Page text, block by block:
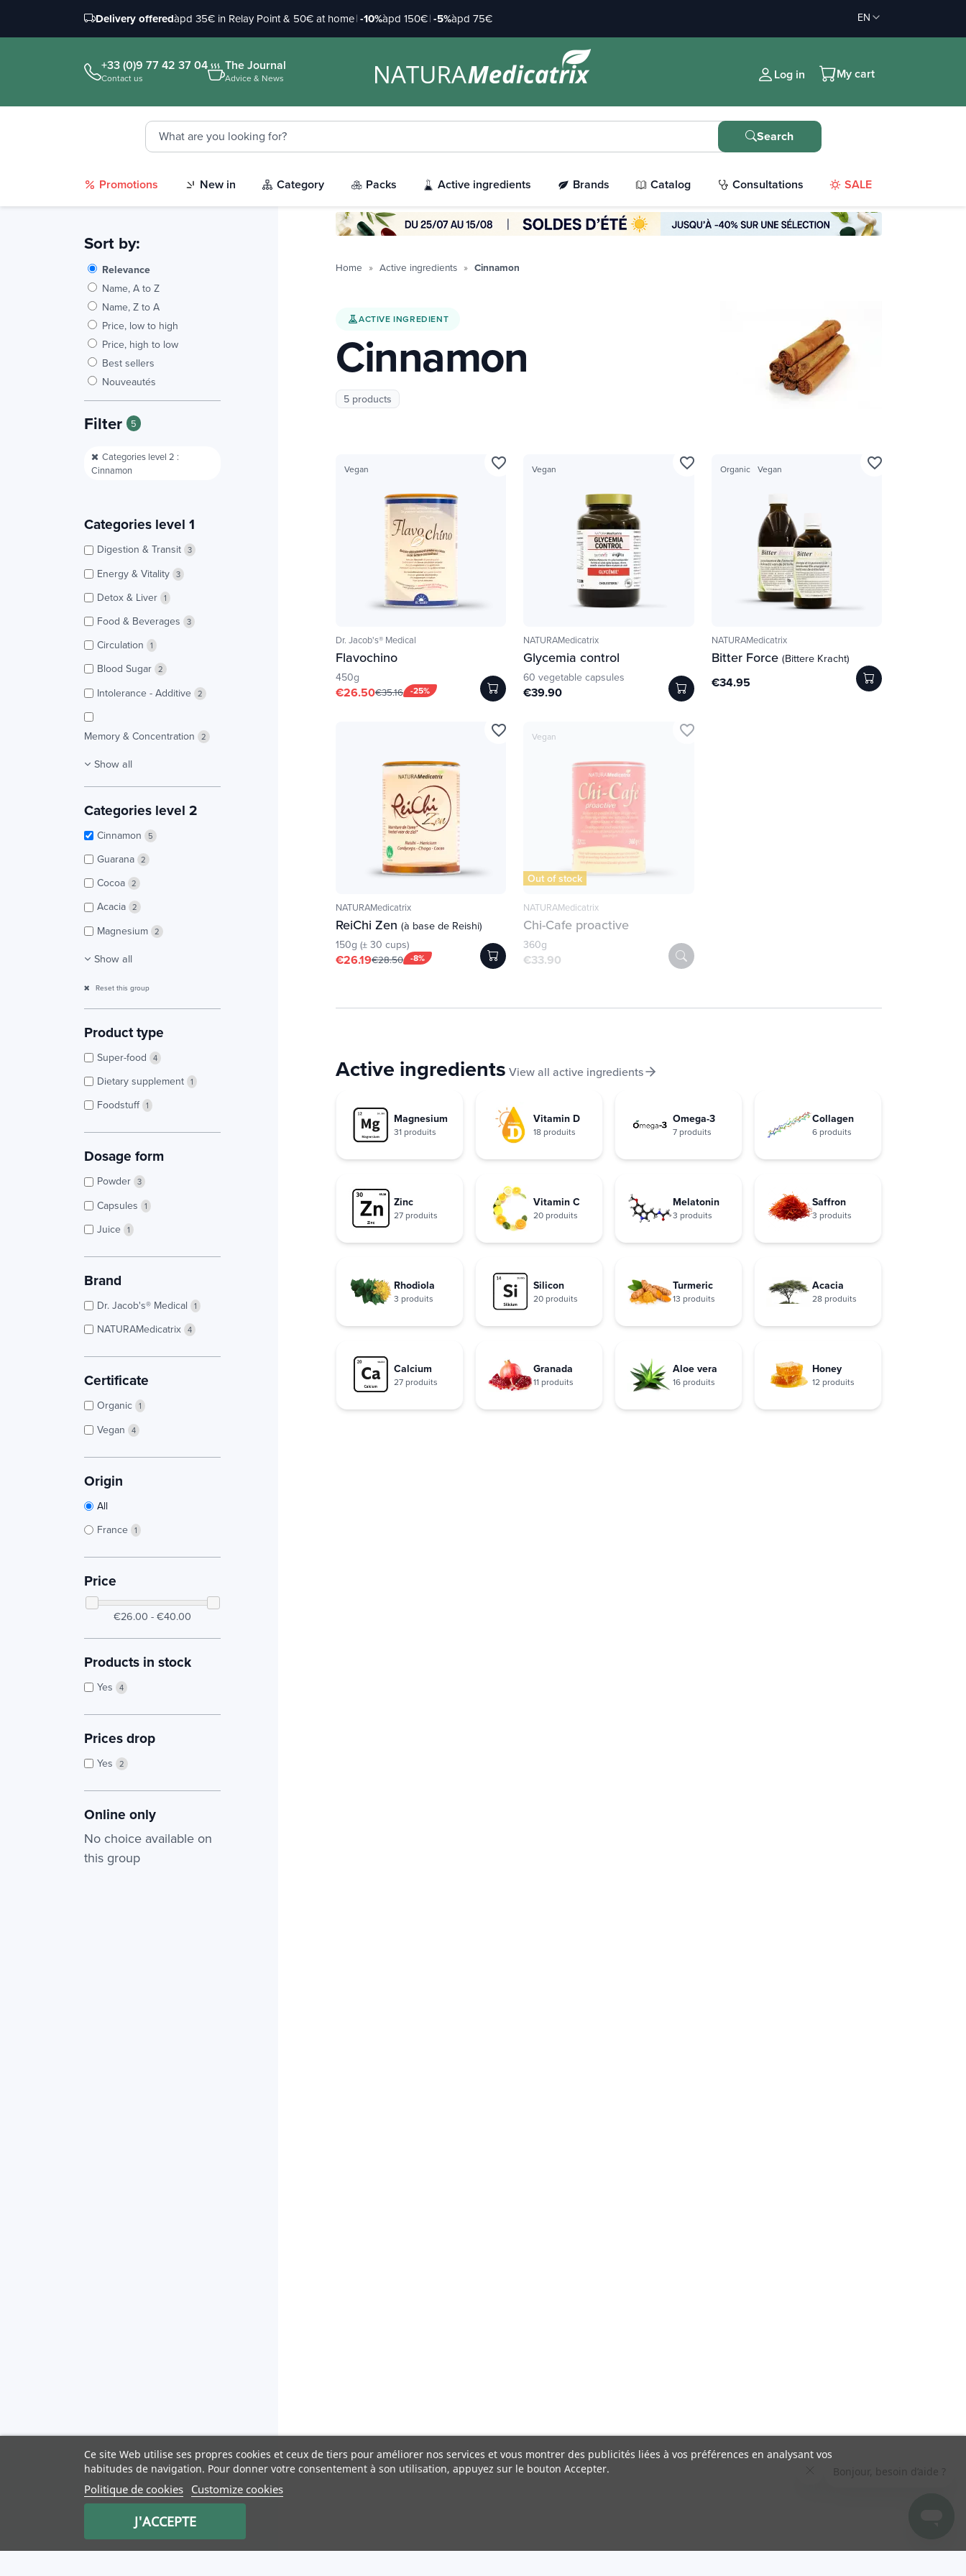
Delivery offeredàpd 35€ in Relay Point & 50€ at home|-10%àpd 150€|-5%àpd 75€ EN
+33 (0)9 77 42 37 04
Contact us
The Journal
Advice & News Log in My cart
Search
Promotions New in Category Packs Active ingredients Brands Catalog Consultations SALE
Sort by:
Relevance
Name, A to Z
Name, Z to A
Price, low to high
Price, high to low
Best sellers
Nouveautés
Filter 5
Categories level 2 :
Cinnamon
Categories level 1
Digestion & Transit 3
Energy & Vitality 3
Detox & Liver 1
Food & Beverages 3
Circulation 1
Blood Sugar 2
Intolerance - Additive 2
Memory & Concentration 2
Show all
Categories level 2
Cinnamon 5
Guarana 2
Cocoa 2
Acacia 2
Magnesium 2
Show all
Reset this group
Product type
Super-food 4
Dietary supplement 1
Foodstuff 1
Dosage form
Powder 3
Capsules 1
Juice 1
Brand
Dr. Jacob's® Medical 1
NATURAMedicatrix 4
Certificate
Organic 1
Vegan 4
Origin
All
France 1
Price
€26.00 - €40.00
Products in stock
Yes 4
Prices drop
Yes 2
Online only
No choice available on
this group
Home Active ingredients Cinnamon
ACTIVE INGREDIENT
Cinnamon
5 products
Vegan
Dr. Jacob's® Medical
Flavochino
450g
-25%
€26.50€35.16
favorite_border Vegan
NATURAMedicatrix
Glycemia control
60 vegetable capsules
€39.90
favorite_border Organic Vegan
NATURAMedicatrix
Bitter Force (Bittere Kracht)
€34.95
favorite_border
NATURAMedicatrix
ReiChi Zen (à base de Reishi)
150g (± 30 cups)
-8%
€26.19€28.50
favorite_border Vegan
Out of stock
NATURAMedicatrix
Chi-Cafe proactive
360g
€33.90
favorite_border
Active ingredients View all active ingredients
Magnesium
31 produits
Vitamin D
18 produits
Omega-3
7 produits
Collagen
6 produits
Zinc
27 produits
Vitamin C
20 produits
Melatonin
3 produits
Saffron
3 produits
Rhodiola
3 produits
Silicon
20 produits
Turmeric
13 produits
Acacia
28 produits
Calcium
27 produits
Granada
11 produits
Aloe vera
16 produits
Honey
12 produits
Ce site Web utilise ses propres cookies et ceux de tiers pour améliorer nos services et vous montrer des publicités liées à vos préférences en analysant vos
habitudes de navigation. Pour donner votre consentement à son utilisation, appuyez sur le bouton Accepter.
Politique de cookies Customize cookies
J'ACCEPTE